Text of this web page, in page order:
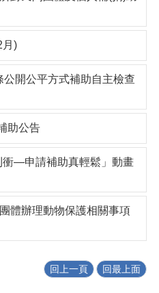
月)
開公平方式補助自主檢查
助公告
衝—申請補助真輕鬆」動畫
體辦理動物保護相關事項
回上一頁 回最上面